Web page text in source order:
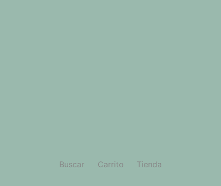
Buscar Carrito Tienda